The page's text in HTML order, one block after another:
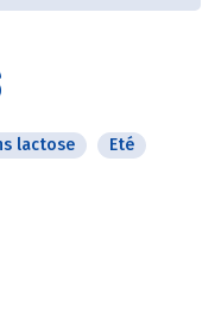
lactose Eté